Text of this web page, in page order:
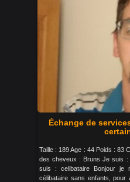
Échange de
Taille : 189 Age : 44 Poids : 83
des cheveux : Bruns Je suis :
suis : celibataire Bonjour je
célibataire sans enfants,